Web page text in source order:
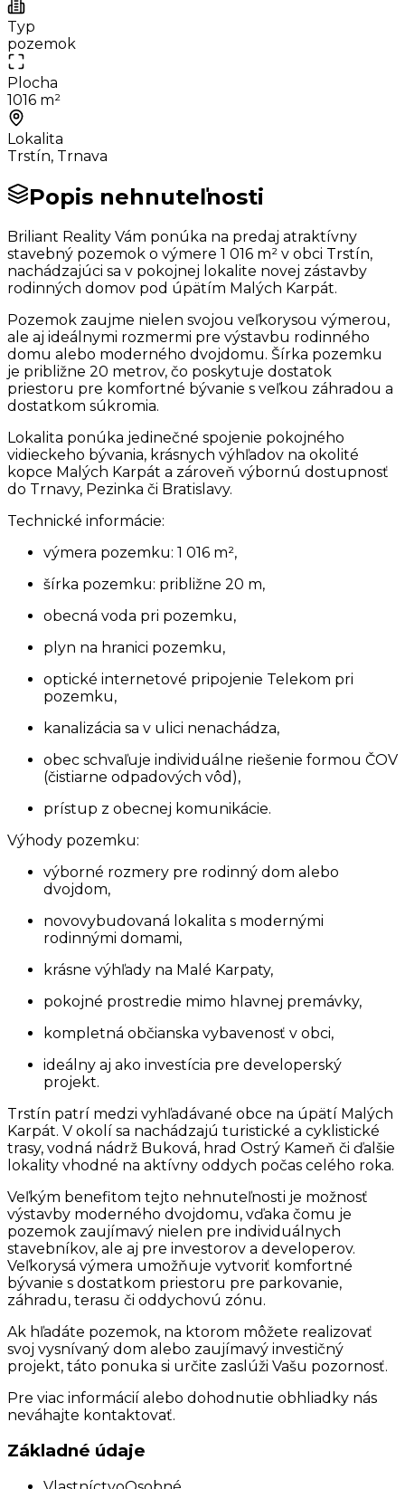
Typ
pozemok
Plocha
1016 m²
Lokalita
Trstín, Trnava
Popis nehnuteľnosti
Briliant Reality Vám ponúka na predaj atraktívny
stavebný pozemok o výmere 1 016 m² v obci Trstín,
nachádzajúci sa v pokojnej lokalite novej zástavby
rodinných domov pod úpätím Malých Karpát.
Pozemok zaujme nielen svojou veľkorysou výmerou,
ale aj ideálnymi rozmermi pre výstavbu rodinného
domu alebo moderného dvojdomu. Šírka pozemku
je približne 20 metrov, čo poskytuje dostatok
priestoru pre komfortné bývanie s veľkou záhradou a
dostatkom súkromia.
Lokalita ponúka jedinečné spojenie pokojného
vidieckeho bývania, krásnych výhľadov na okolité
kopce Malých Karpát a zároveň výbornú dostupnosť
do Trnavy, Pezinka či Bratislavy.
Technické informácie:
výmera pozemku: 1 016 m²,
šírka pozemku: približne 20 m,
obecná voda pri pozemku,
plyn na hranici pozemku,
optické internetové pripojenie Telekom pri
pozemku,
kanalizácia sa v ulici nenachádza,
obec schvaľuje individuálne riešenie formou ČOV
(čistiarne odpadových vôd),
prístup z obecnej komunikácie.
Výhody pozemku:
výborné rozmery pre rodinný dom alebo
dvojdom,
novovybudovaná lokalita s modernými
rodinnými domami,
krásne výhľady na Malé Karpaty,
pokojné prostredie mimo hlavnej premávky,
kompletná občianska vybavenosť v obci,
ideálny aj ako investícia pre developerský
projekt.
Trstín patrí medzi vyhľadávané obce na úpätí Malých
Karpát. V okolí sa nachádzajú turistické a cyklistické
trasy, vodná nádrž Buková, hrad Ostrý Kameň či ďalšie
lokality vhodné na aktívny oddych počas celého roka.
Veľkým benefitom tejto nehnuteľnosti je možnosť
výstavby moderného dvojdomu, vďaka čomu je
pozemok zaujímavý nielen pre individuálnych
stavebníkov, ale aj pre investorov a developerov.
Veľkorysá výmera umožňuje vytvoriť komfortné
bývanie s dostatkom priestoru pre parkovanie,
záhradu, terasu či oddychovú zónu.
Ak hľadáte pozemok, na ktorom môžete realizovať
svoj vysnívaný dom alebo zaujímavý investičný
projekt, táto ponuka si určite zaslúži Vašu pozornosť.
Pre viac informácií alebo dohodnutie obhliadky nás
neváhajte kontaktovať.
Základné údaje